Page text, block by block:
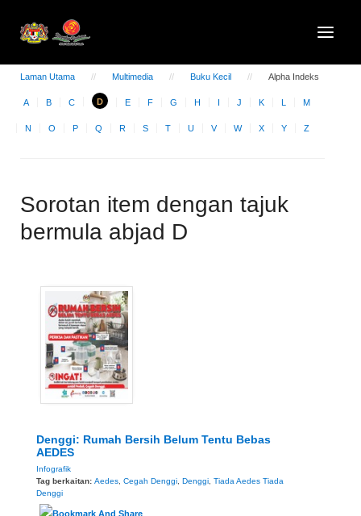
Laman Utama Multimedia Buku Kecil Alpha Indeks
A B C D E F G H I J K L M
N O P Q R S T U V W X Y Z
Sorotan item dengan tajuk
bermula abjad D
Denggi: Rumah Bersih Belum Tentu Bebas
AEDES
Infografik
Tag berkaitan: Aedes, Cegah Denggi, Denggi, Tiada Aedes Tiada
Denggi